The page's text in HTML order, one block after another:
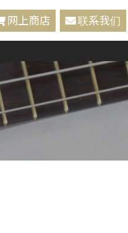
网上商店 联系我们